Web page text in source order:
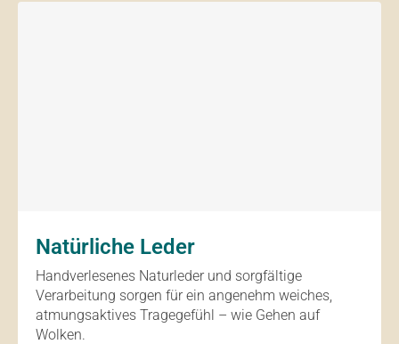
Natürliche Leder
Handverlesenes Naturleder und sorgfältige
Verarbeitung sorgen für ein angenehm weiches,
atmungsaktives Tragegefühl – wie Gehen auf
Wolken.